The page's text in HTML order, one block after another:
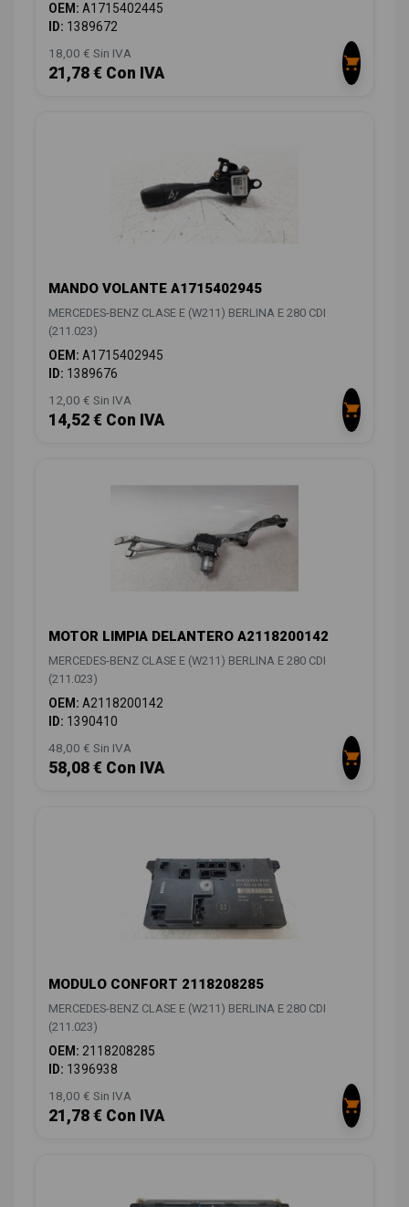
OEM: A1715402445
ID: 1389672
18,00 € Sin IVA
21,78 € Con IVA
MANDO VOLANTE A1715402945
MERCEDES-BENZ CLASE E (W211) BERLINA E 280 CDI
(211.023)
OEM: A1715402945
ID: 1389676
12,00 € Sin IVA
14,52 € Con IVA
MOTOR LIMPIA DELANTERO A2118200142
MERCEDES-BENZ CLASE E (W211) BERLINA E 280 CDI
(211.023)
OEM: A2118200142
ID: 1390410
48,00 € Sin IVA
58,08 € Con IVA
MODULO CONFORT 2118208285
MERCEDES-BENZ CLASE E (W211) BERLINA E 280 CDI
(211.023)
OEM: 2118208285
ID: 1396938
18,00 € Sin IVA
21,78 € Con IVA